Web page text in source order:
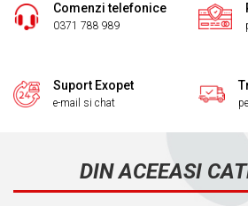
Comenzi telefonice
0371 788 989
Suport Exopet
e-mail si chat
DIN ACEEASI